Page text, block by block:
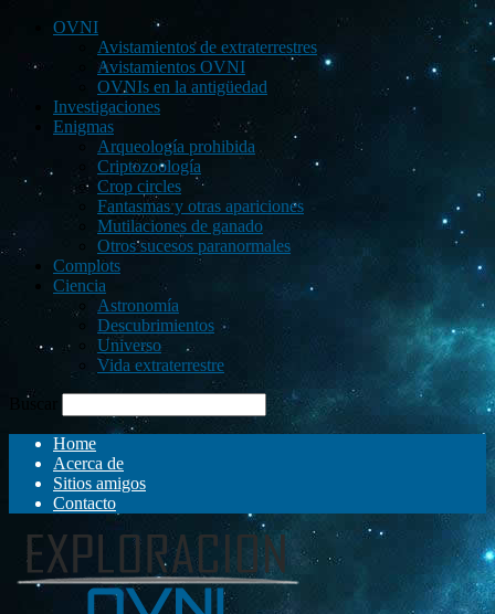
OVNI
Avistamientos de extraterrestres
Avistamientos OVNI
OVNIs en la antigüedad
Investigaciones
Enigmas
Arqueología prohibida
Criptozoología
Crop circles
Fantasmas y otras apariciones
Mutilaciones de ganado
Otros sucesos paranormales
Complots
Ciencia
Astronomía
Descubrimientos
Universo
Vida extraterrestre
Buscar
Home
Acerca de
Sitios amigos
Contacto